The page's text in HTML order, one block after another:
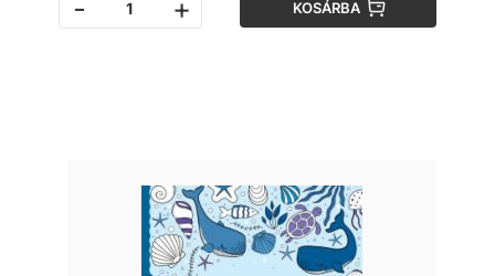
- + KOSÁRBA